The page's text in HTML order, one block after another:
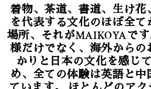
着物、茶道、書道、生け花
を代表する文化のほぼ全て
場所、それがMAIKOYAで
様だけでなく、海外からの
かりと日本の文化を感じ
め、全ての体験は英語と中